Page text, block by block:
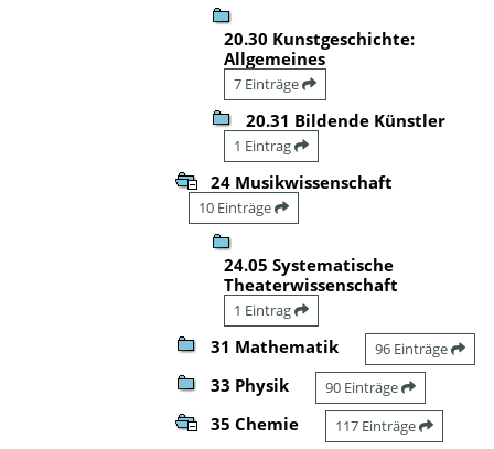
20.30 Kunstgeschichte:
Allgemeines
7 Einträge
20.31 Bildende Künstler
1 Eintrag
24 Musikwissenschaft
10 Einträge
24.05 Systematische
Theaterwissenschaft
1 Eintrag
31 Mathematik 96 Einträge
33 Physik 90 Einträge
35 Chemie 117 Einträge